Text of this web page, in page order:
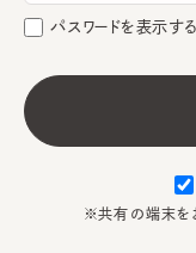
パスワードを表示する
※共有の端末を